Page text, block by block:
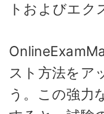
トおよびエク
スト方法をア
う。この強力